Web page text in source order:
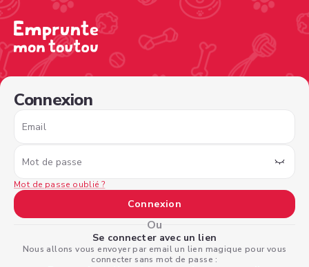
Connexion
Email
Mot de passe
Mot de passe oublié ?
Connexion
Ou
Se connecter avec un lien
Nous allons vous envoyer par email un lien magique pour vous
connecter sans mot de passe :
/sign-in?nextPage=%2Fview-profile%2F4ffd08f5-a191-